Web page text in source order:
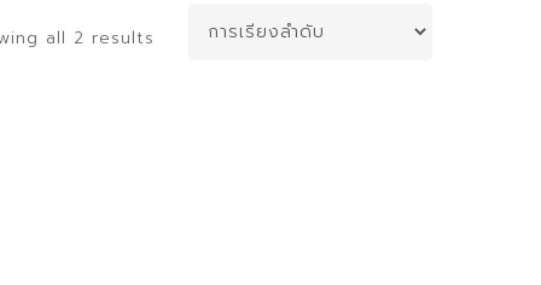
all 2 results